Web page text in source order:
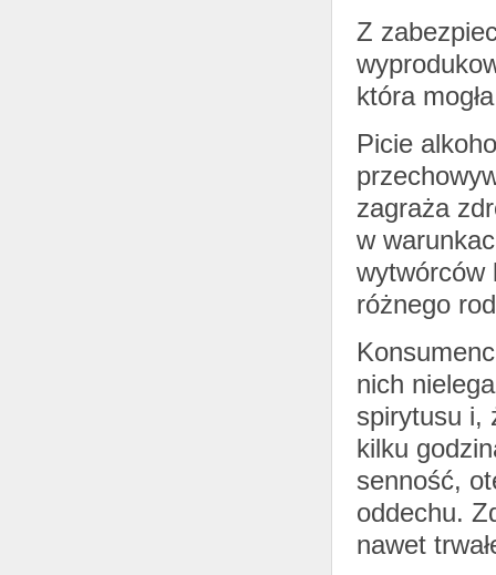
Z
która
Picie
zagraża
w
wytwórców
różnego
nich
spirytusu i,
kilku
senność,
oddechu.
nawet